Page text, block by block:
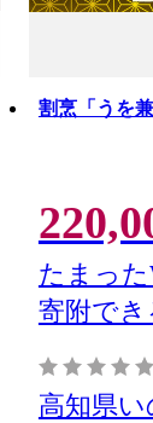
割烹「うを
たまった
寄附でき
高知県い